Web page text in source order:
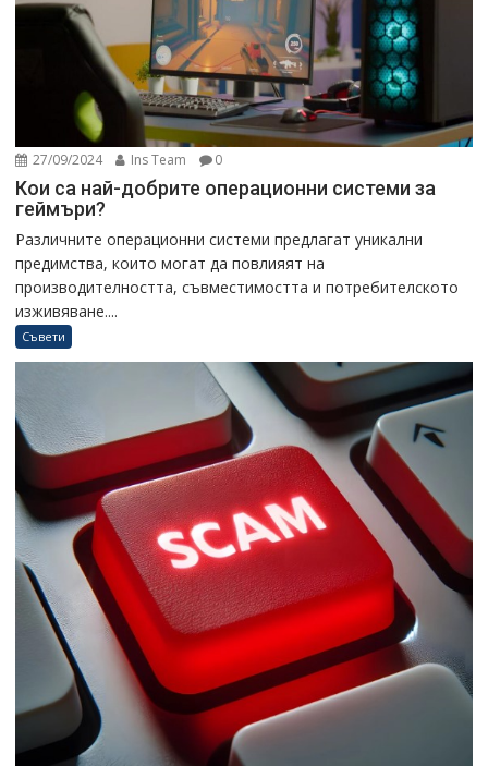
27/09/2024 Ins Team 0
Кои са най-добрите операционни системи за
геймъри?
Различните операционни системи предлагат уникални
предимства, които могат да повлияят на
производителността, съвместимостта и потребителското
изживяване....
Съвети